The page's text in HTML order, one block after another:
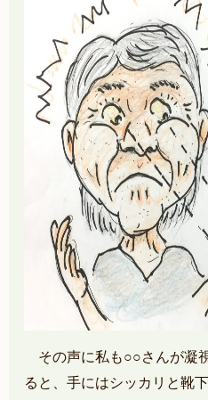
その声に私も○○さんが凝
ると、手にはシッカリと靴